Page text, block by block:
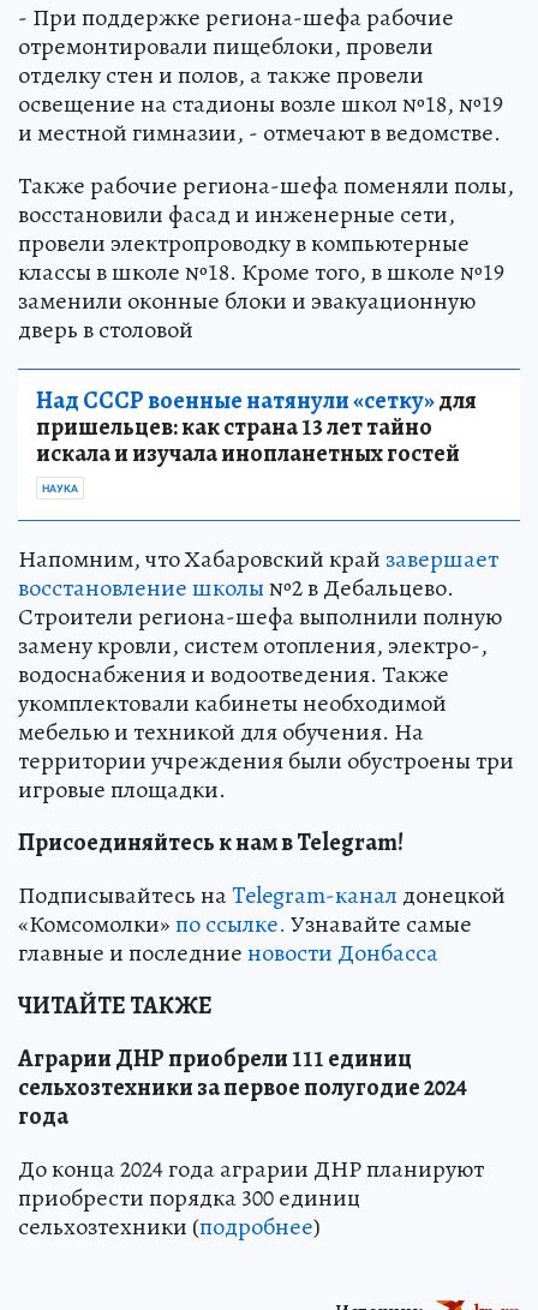
- При поддержке региона-шефа рабочие
отремонтировали пищеблоки, провели
отделку стен и полов, а также провели
освещение на стадионы возле школ №18, №19
и местной гимназии, - отмечают в ведомстве.
Также рабочие региона-шефа поменяли полы,
восстановили фасад и инженерные сети,
провели электропроводку в компьютерные
классы в школе №18. Кроме того, в школе №19
заменили оконные блоки и эвакуационную
дверь в столовой
Над СССР военные натянули «сетку»для
пришельцев: как страна 13 лет тайно
искала и изучала инопланетных гостей
НАУКА
Напомним, что Хабаровский край завершает
восстановление школы№2 в Дебальцево.
Строители региона-шефа выполнили полную
замену кровли, систем отопления, электро-,
водоснабжения и водоотведения. Также
укомплектовали кабинеты необходимой
мебелью и техникой для обучения. На
территории учреждения были обустроены три
игровые площадки.
Присоединяйтесь к нам в Telegram!
Подписывайтесь наTelegram-канал донецкой
«Комсомолки»по ссылке. Узнавайте самые
главные и последниеновости Донбасса
ЧИТАЙТЕ ТАКЖЕ
Аграрии ДНР приобрели 111 единиц
сельхозтехники за первое полугодие 2024
года
До конца 2024 года аграрии ДНР планируют
приобрести порядка 300 единиц
сельхозтехники (подробнее)